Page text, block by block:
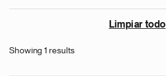
Limpiar todo
Showing 1 results